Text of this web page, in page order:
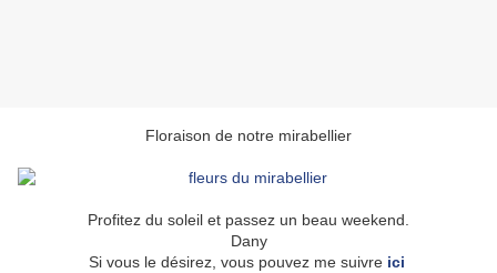
Floraison de notre mirabellier
Profitez du soleil et passez un beau weekend.
Dany
Si vous le désirez, vous pouvez me suivre ici